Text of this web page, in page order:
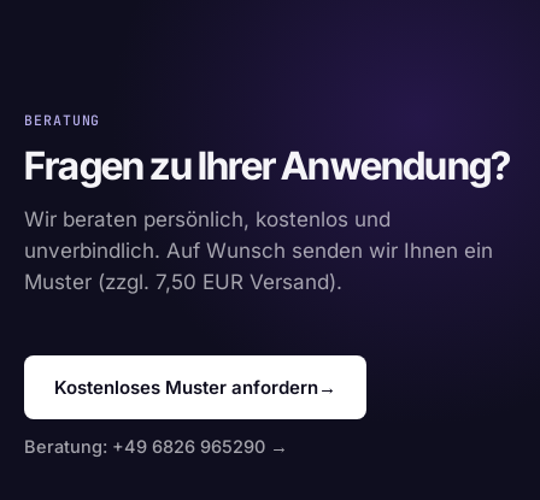
BERATUNG
Fragen zu Ihrer Anwendung?
Wir beraten persönlich, kostenlos und
unverbindlich. Auf Wunsch senden wir Ihnen ein
Muster (zzgl. 7,50 EUR Versand).
Kostenloses Muster anfordern→
Beratung: +49 6826 965290 →